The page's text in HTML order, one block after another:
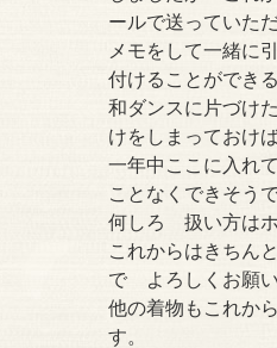
ールで送っていた
メモをして一緒に
付けることができる
和ダンスに片づけ
けをしまっておけ
一年中ここに入れ
ことなくできそうで
何しろ 扱い方は
これからはきちん
で よろしくお願い
他の着物もこれか
す。